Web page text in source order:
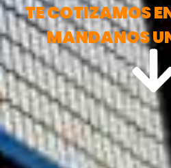
TE COTIZAMOS
MANDANOS